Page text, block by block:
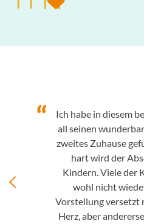
Ich habe in diesem
all seinen
zweites Zuhause
hart wird der
Kindern. Viele der
wohl nicht
Vorstellung versetzt
Herz, aber